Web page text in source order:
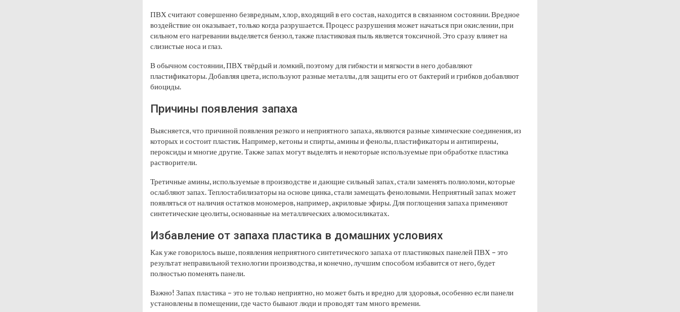
ПВХ считают совершенно безвредным, хлор, входящий в его состав, находится в связанном состоянии. Вредное
воздействие он оказывает, только когда разрушается. Процесс разрушения может начаться при окислении, при
сильном его нагревании выделяется бензол, также пластиковая пыль является токсичной. Это сразу влияет на
слизистые носа и глаз.
В обычном состоянии, ПВХ твёрдый и ломкий, поэтому для гибкости и мягкости в него добавляют
пластификаторы. Добавляя цвета, используют разные металлы, для защиты его от бактерий и грибков добавляют
биоциды.
Причины появления запаха
Выясняется, что причиной появления резкого и неприятного запаха, являются разные химические соединения, из
которых и состоит пластик. Например, кетоны и спирты, амины и фенолы, пластификаторы и антипирены,
пероксиды и многие другие. Также запах могут выделять и некоторые используемые при обработке пластика
растворители.
Третичные амины, используемые в производстве и дающие сильный запах, стали заменять полиоломи, которые
ослабляют запах. Теплостабилизаторы на основе цинка, стали замещать феноловыми. Неприятный запах может
появляться от наличия остатков мономеров, например, акриловые эфиры. Для поглощения запаха применяют
синтетические цеолиты, основанные на металлических алюмосиликатах.
Избавление от запаха пластика в домашних условиях
Как уже говорилось выше, появления неприятного синтетического запаха от пластиковых панелей ПВХ – это
результат неправильной технологии производства, и конечно, лучшим способом избавится от него, будет
полностью поменять панели.
Важно! Запах пластика – это не только неприятно, но может быть и вредно для здоровья, особенно если панели
установлены в помещении, где часто бывают люди и проводят там много времени.